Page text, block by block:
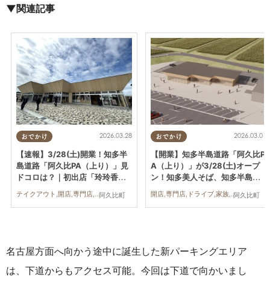
▼関連記事
おでかけ
阿久比町
2026.03.28
【速報】3/28(土)開業！知多半
島道路「阿久比PA（上り）」見
ドコロは？｜初出店「玲玲香
包」＆新名物「知多美人そば」
テイクアウト,開店,専門店,ドライブ,家族,カップル,おひとりさま,友人
おでかけ
阿久比町
2026.03.01
【開業】知多半島道路「阿久比P
A（上り）」が3/28(土)オープ
ン！知多美人そば、知多半島
初・玲玲香包が出店
開店,専門店,ドライブ,家族,カップル,おひとりさま,友人
名古屋方面へ向かう途中に誕生した新パーキングエリア
は、下道からもアクセス可能。今回は下道で向かいまし